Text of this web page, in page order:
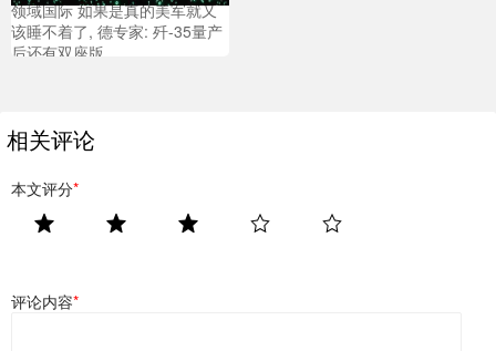
领域国际 如果是真的美军就又
该睡不着了, 德专家: 歼-35量产
后还有双座版
相关评论
本文评分*
评论内容*